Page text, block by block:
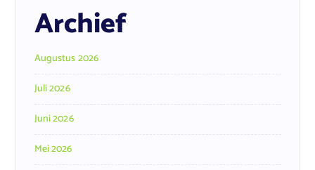
Archief
Augustus 2026
Juli 2026
Juni 2026
Mei 2026